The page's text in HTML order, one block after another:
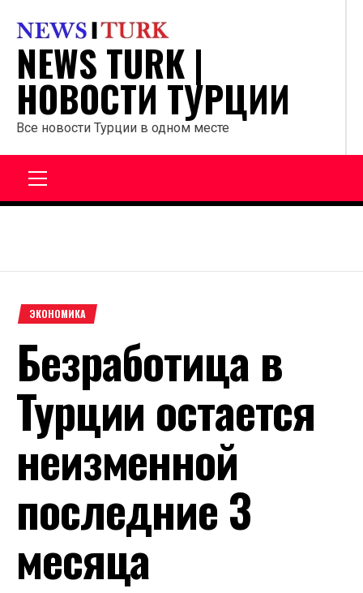
содержанию
NEWS TURK |
НОВОСТИ ТУРЦИИ
Все новости Турции в одном месте
ЭКОНОМИКА
Безработица в
Турции остается
неизменной
последние 3
месяца